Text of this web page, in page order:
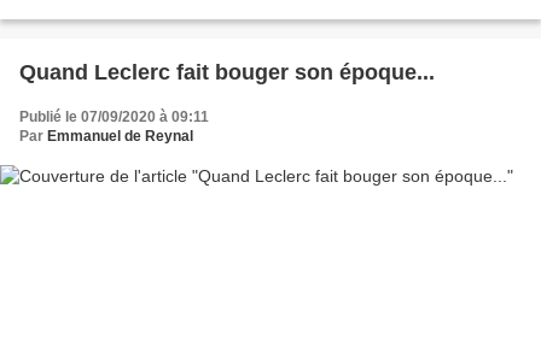
Quand Leclerc fait bouger son époque...
Publié le 07/09/2020 à 09:11
Par Emmanuel de Reynal